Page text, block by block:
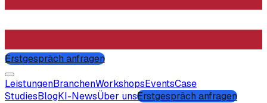
Erstgespräch anfragen
LeistungenBranchenWorkshopsEventsCase
StudiesBlogKI-NewsÜber unsErstgespräch anfragen